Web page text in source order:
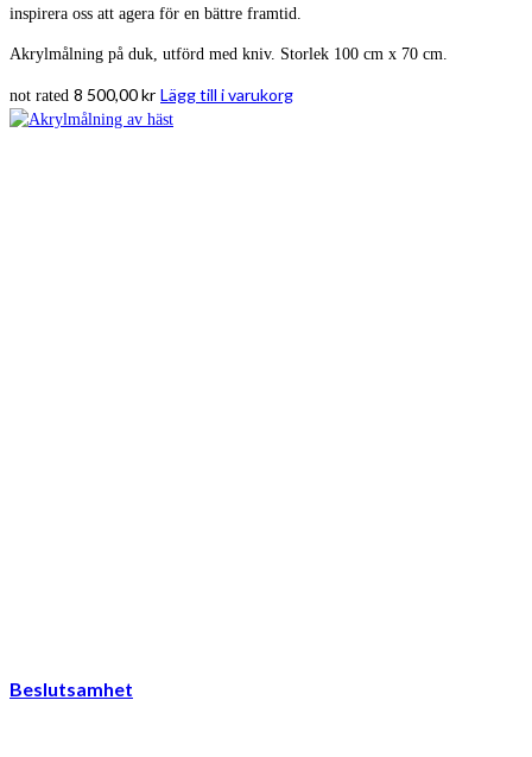
inspirera oss att agera för en bättre framtid.
Akrylmålning på duk, utförd med kniv. Storlek 100 cm x 70 cm.
not rated 8 500,00kr Lägg till i varukorg
Beslutsamhet